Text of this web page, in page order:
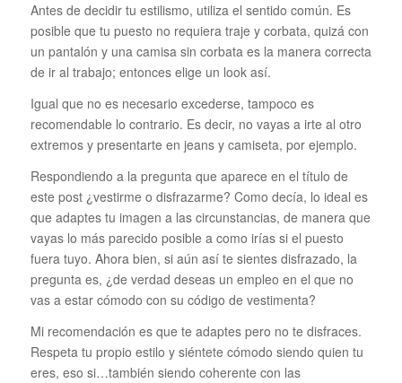
Antes de decidir tu estilismo, utiliza el sentido común. Es
posible que tu puesto no requiera traje y corbata, quizá con
un pantalón y una camisa sin corbata es la manera correcta
de ir al trabajo; entonces elige un look así.
Igual que no es necesario excederse, tampoco es
recomendable lo contrario. Es decir, no vayas a irte al otro
extremos y presentarte en jeans y camiseta, por ejemplo.
Respondiendo a la pregunta que aparece en el título de
este post ¿vestirme o disfrazarme? Como decía, lo ideal es
que adaptes tu imagen a las circunstancias, de manera que
vayas lo más parecido posible a como irías si el puesto
fuera tuyo. Ahora bien, si aún así te sientes disfrazado, la
pregunta es, ¿de verdad deseas un empleo en el que no
vas a estar cómodo con su código de vestimenta?
Mi recomendación es que te adaptes pero no te disfraces.
Respeta tu propio estilo y siéntete cómodo siendo quien tu
eres, eso si…también siendo coherente con las